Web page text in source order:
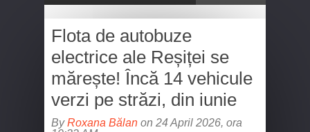
Flota de autobuze
electrice ale Reșiței se
mărește! Încă 14 vehicule
verzi pe străzi, din iunie
ByRoxana Bălan on 24 April 2026, ora